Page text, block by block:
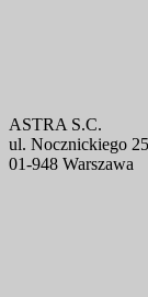
ASTRA S.C.
ul. Nocznickiego
01-948 Warszawa